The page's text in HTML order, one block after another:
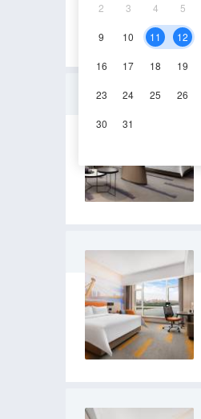
2 3 4 5
9 10 11 12
16 17 18 19
23 24 25 26
30 31